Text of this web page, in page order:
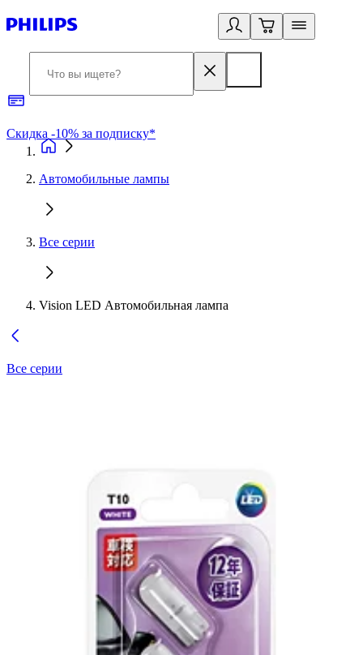
Скидка -10% за подписку*
Автомобильные лампы
Все серии
Vision LED Автомобильная лампа
Все серии